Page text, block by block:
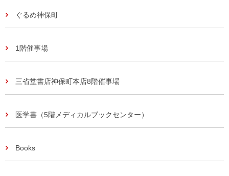
ぐるめ神保町
1階催事場
三省堂書店神保町本店8階催事場
医学書（5階メディカルブックセンター）
Books